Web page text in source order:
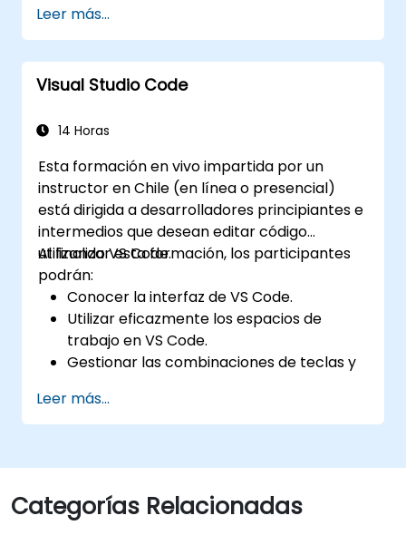
para estilizar elementos.
Dominar los conceptos básicos de
Tailwind CSS.
Crear sitios web modernos utilizando
Leer más...
Visual Studio Code
14 Horas
Esta formación en vivo impartida por un
instructor en Chile (en línea o presencial)
está dirigida a desarrolladores principiantes e
intermedios que desean editar código
utilizando VS Code.
Al finalizar esta formación, los participantes
podrán:
Conocer la interfaz de VS Code.
Utilizar eficazmente los espacios de
trabajo en VS Code.
Gestionar las combinaciones de teclas y
Aprender a utilizar varios lenguajes de
programación en VS Code.
Leer más...
Categorías Relacionadas